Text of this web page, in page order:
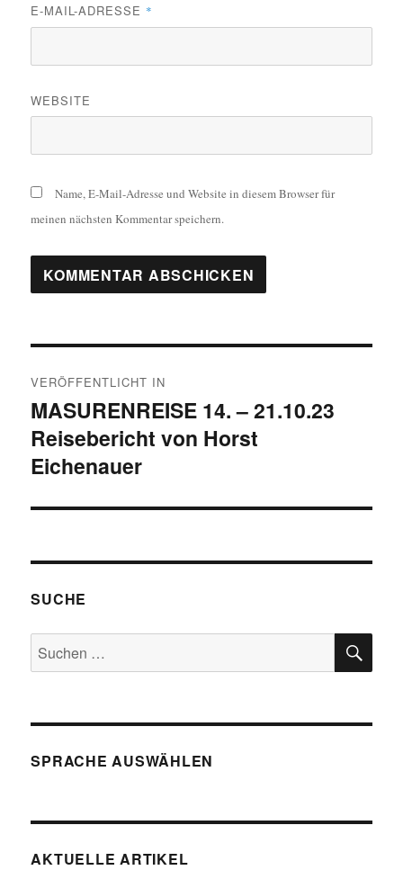
E-MAIL-ADRESSE *
WEBSITE
Name, E-Mail-Adresse und Website in diesem Browser für
meinen nächsten Kommentar speichern.
VERÖFFENTLICHT IN
MASURENREISE 14. – 21.10.23
Reisebericht von Horst
Eichenauer
SUCHE
Suchen
nach:
SPRACHE AUSWÄHLEN
AKTUELLE ARTIKEL